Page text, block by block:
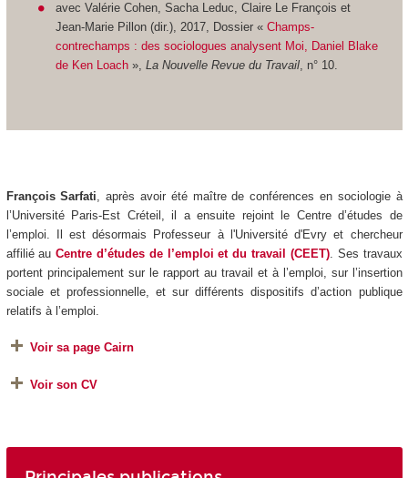
avec Valérie Cohen, Sacha Leduc, Claire Le François et
Jean-Marie Pillon (dir.), 2017, Dossier «Champs-
contrechamps : des sociologues analysent Moi, Daniel Blake
de Ken Loach »,La Nouvelle Revue du Travail, n° 10.
François Sarfati , après avoir été maître de conférences en sociologie à
l’Université Paris-Est Créteil, il a ensuite rejoint le Centre d’études de
l’emploi. Il est désormais Professeur à l'Université d'Evry et chercheur
affilié auCentre d’études de l’emploi et du travail (CEET). Ses travaux
portent principalement sur le rapport au travail et à l’emploi, sur l’insertion
sociale et professionnelle, et sur différents dispositifs d’action publique
relatifs à l’emploi.
Voir sa page Cairn
Voir son CV